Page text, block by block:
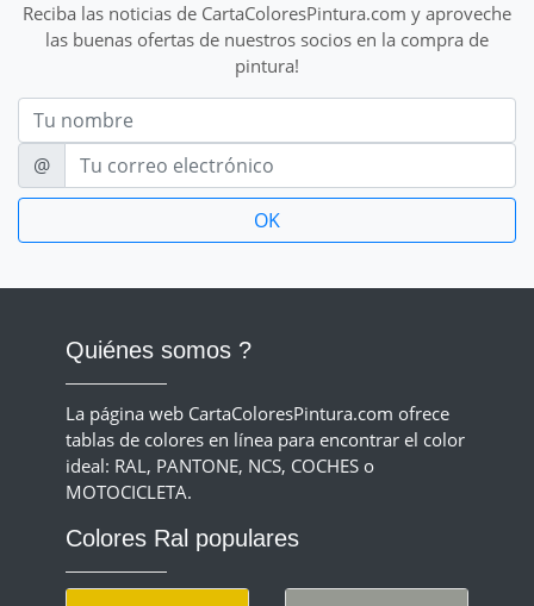
Reciba las noticias de CartaColoresPintura.com y aproveche
las buenas ofertas de nuestros socios en la compra de
pintura!
Nom
E-mail
@
Quiénes somos ?
La página web CartaColoresPintura.com ofrece
tablas de colores en línea para encontrar el color
ideal: RAL, PANTONE, NCS, COCHES o
MOTOCICLETA.
Colores Ral populares